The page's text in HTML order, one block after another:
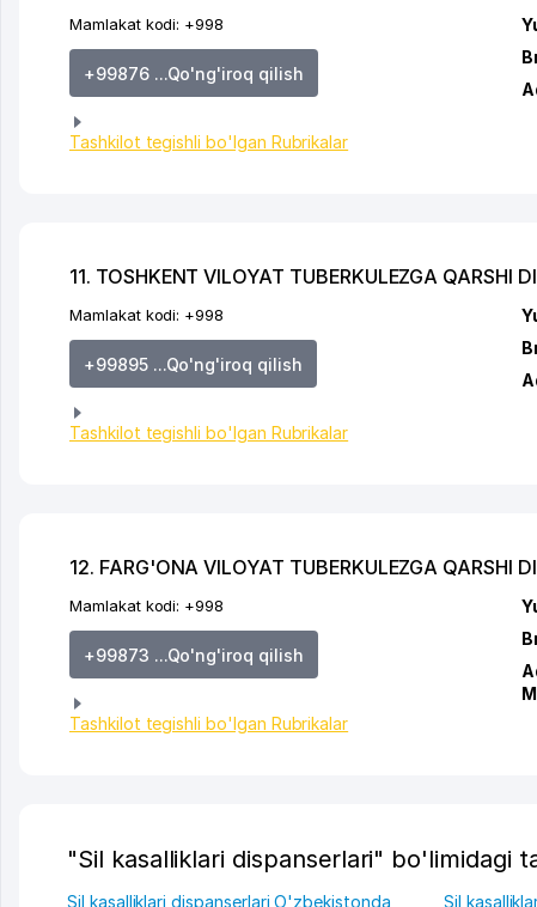
Mamlakat kodi: +998
+99876 ...Qo'ng'iroq qilish
Tashkilot tegishli bo'lgan Rubrikalar
11. TOSHKENT VILOYAT TUBERKULEZGA QARSHI
Mamlakat kodi: +998
+99895 ...Qo'ng'iroq qilish
Tashkilot tegishli bo'lgan Rubrikalar
12. FARG'ONA VILOYAT TUBERKULEZGA QARSHI
Mamlakat kodi: +998
+99873 ...Qo'ng'iroq qilish
Tashkilot tegishli bo'lgan Rubrikalar
"Sil kasalliklari dispanserlari" bo'limidagi
Sil kasalliklari dispanserlari O'zbekistonda Sil